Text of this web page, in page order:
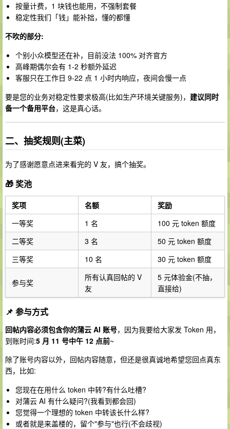
按量计费，1 块钱也能用，不强制套餐
稳定性我们「钱」能补拙，懂的都懂
不吹的部分:
个别小众模型还在补，目前没法 100% 对齐官方
高峰期偶尔会有 1-2 秒额外延迟
客服只在工作日 9-22 点 1 小时内响应，夜间会慢一点
要是您的业务对稳定性要求极高(比如生产环境关键服务)， 建议同时
备一个备用平台，这是真心话。
二、抽奖规则(主菜)
为了感谢愿意点进来看完的 V 友，搞个抽奖。
🎁 奖池
奖项 名额
奖励
一等奖
1 名
100 元 token 额度
二等奖
3 名
50 元 token 额度
三等奖
10 名 30 元 token 额度
参与奖
所有认真回帖的 V
友
5 元体验金(不抽，
直接给)
📌 参与方式
回帖内容必须包含你的蒲云 AI 账号，因为我要给大家发 Token 用，
到账时间:5 月 11 号中午 12 点前~
除了账号内容以外，回帖内容随意，但还是很真诚地希望您回点真东
西，比如:
您现在在用什么 token 中转?有什么吐槽?
对蒲云 AI 有什么疑问?(我看到都会回)
您觉得一个理想的 token 中转该长什么样?
或者就是来盖楼的，留个"参与"也行(不会歧视)